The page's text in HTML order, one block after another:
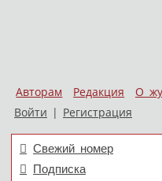
Авторам Редакция О
Войти | Регистрация
Свежий номер
Подписка